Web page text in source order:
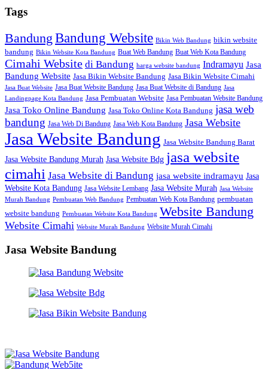
Tags
Bandung Bandung Website Bikin Web Bandung bikin website
bandung Bikin Website Kota Bandung Buat Web Bandung Buat Web Kota Bandung
Cimahi Website di Bandung harga website bandung Indramayu Jasa
Bandung Website Jasa Bikin Website Bandung Jasa Bikin Website Cimahi
Jasa Buat Website Jasa Buat Website Bandung Jasa Buat Website di Bandung Jasa
Landingpage Kota Bandung Jasa Pembuatan Website Jasa Pembuatan Website Bandung
Jasa Toko Online Bandung Jasa Toko Online Kota Bandung jasa web
bandung Jasa Web Di Bandung Jasa Web Kota Bandung Jasa Website
Jasa Website Bandung Jasa Website Bandung Barat
Jasa Website Bandung Murah Jasa Website Bdg jasa website
cimahi Jasa Website di Bandung jasa website indramayu Jasa
Website Kota Bandung Jasa Website Lembang Jasa Website Murah Jasa Website
Murah Bandung Pembuatan Web Bandung Pembuatan Web Kota Bandung pembuatan
website bandung Pembuatan Website Kota Bandung Website Bandung
Website Cimahi Website Murah Bandung Website Murah Cimahi
Jasa Website Bandung